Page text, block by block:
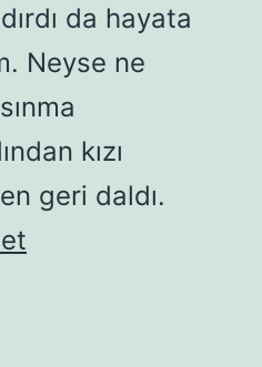
da hayata
Neyse ne
kızı
geri daldı.